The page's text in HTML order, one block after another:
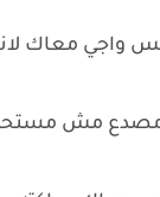
واجي معاك